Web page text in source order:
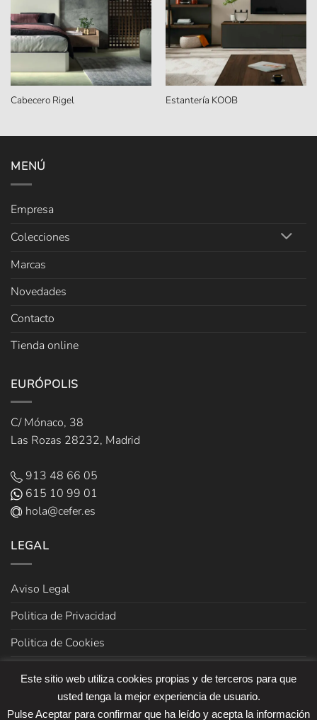
Cabecero Rigel Estantería KOOB
MENÚ
Empresa
Colecciones
Marcas
Novedades
Contacto
Tienda online
EURÓPOLIS
C/ Mónaco, 38
Las Rozas 28232, Madrid
913 48 66 05
615 10 99 01
hola@cefer.es
LEGAL
Aviso Legal
Politica de Privacidad
Politica de Cookies
Este sitio web utiliza cookies propias y de terceros para que
usted tenga la mejor experiencia de usuario.
Pulse Aceptar para confirmar que ha leído y acepta la información